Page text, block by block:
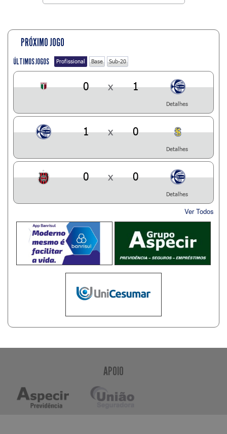
PRÓXIMO JOGO
ÚLTIMOS JOGOS Profissional Base Sub-20
0 x 1
Detalhes
1 x 0
Detalhes
0 x 0
Detalhes
Ver Todos
APOIO